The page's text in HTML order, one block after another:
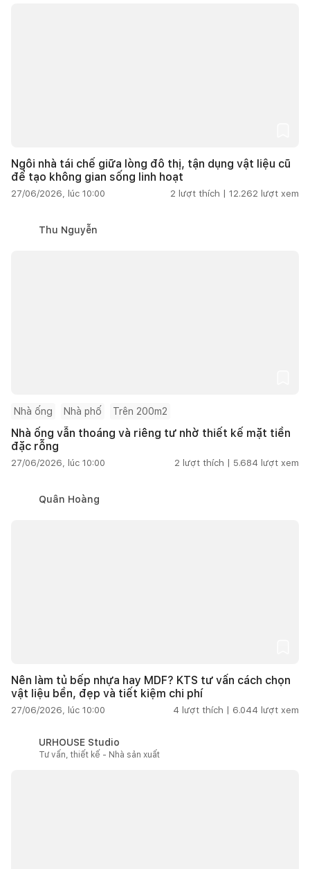
Ngôi nhà tái chế giữa lòng đô thị, tận dụng vật liệu cũ
để tạo không gian sống linh hoạt
27/06/2026, lúc 10:00 2 lượt thích | 12.262 lượt xem
Thu Nguyễn
Nhà ống Nhà phố Trên 200m2
Nhà ống vẫn thoáng và riêng tư nhờ thiết kế mặt tiền
đặc rỗng
27/06/2026, lúc 10:00 2 lượt thích | 5.684 lượt xem
Quân Hoàng
Nên làm tủ bếp nhựa hay MDF? KTS tư vấn cách chọn
vật liệu bền, đẹp và tiết kiệm chi phí
27/06/2026, lúc 10:00 4 lượt thích | 6.044 lượt xem
URHOUSE Studio
Tư vấn, thiết kế - Nhà sản xuất